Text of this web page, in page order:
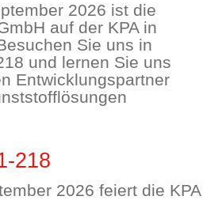
2026 ist die
auf der KPA in
Sie uns in
und lernen Sie uns
Entwicklungspartner
218
2026 feiert die